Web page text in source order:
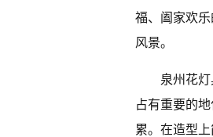
福、阖家欢
风景。
泉州花
占有重要的
累。在造型